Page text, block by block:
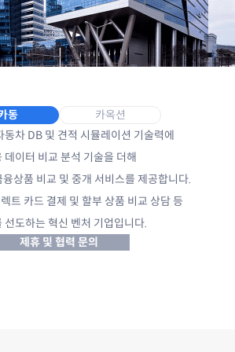
동
카옥션
동차 DB 및 견적 시뮬레이션 기술력에
데이터 비교 분석 기술을 더해
상품 비교 및 중개 서비스를 제공합니다.
트 카드 결제 및 할부 상품 비교 상담 등
선도하는 혁신 벤처 기업입니다.
제휴 및 협력 문의